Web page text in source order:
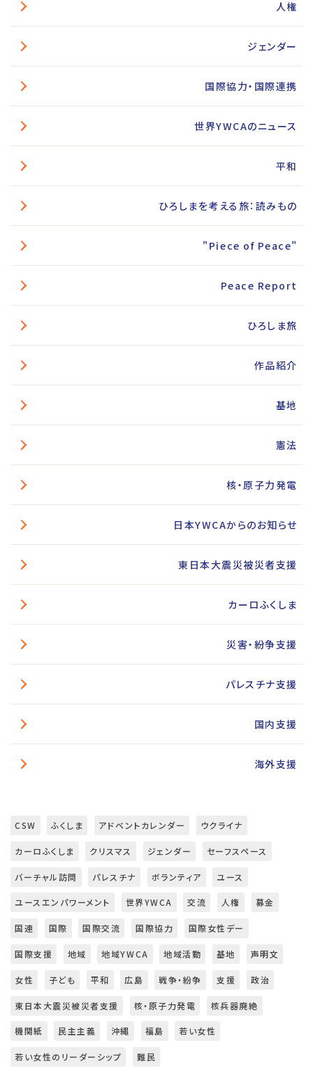
人権
ジェンダー
国際協力・国際連携
世界YWCAのニュース
平和
ひろしまを考える旅：読みもの
"Piece of Peace"
Peace Report
ひろしま旅
作品紹介
基地
憲法
核・原子力発電
日本YWCAからのお知らせ
東日本大震災被災者支援
カーロふくしま
災害・紛争支援
パレスチナ支援
国内支援
海外支援
CSW ふくしま アドベントカレンダー ウクライナ
カーロふくしま クリスマス ジェンダー セーフスペース
バーチャル訪問 パレスチナ ボランティア ユース
ユースエンパワーメント 世界YWCA 交流 人権 募金
国連 国際 国際交流 国際協力 国際女性デー
国際支援 地域 地域YWCA 地域活動 基地 声明文
女性 子ども 平和 広島 戦争・紛争 支援 政治
東日本大震災被災者支援 核・原子力発電 核兵器廃絶
機関紙 民主主義 沖縄 福島 若い女性
若い女性のリーダーシップ 難民